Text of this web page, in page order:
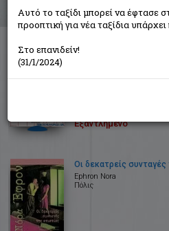
Μεταξύ γυναικών
Εξαντλημένο
Οι δεκατρείς συνταγές
Ephron Nora
Πόλις
Αυτό το ταξίδι μπορεί να έφτασε
προοπτική για νέα ταξίδια
Στο επανιδείν!
(31/1/2024)